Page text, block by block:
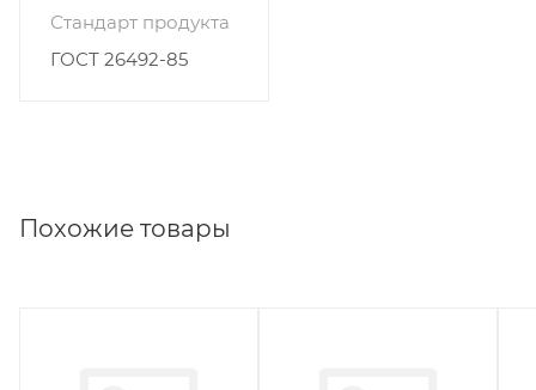
Стандарт продукта
ГОСТ 26492-85
Похожие товары